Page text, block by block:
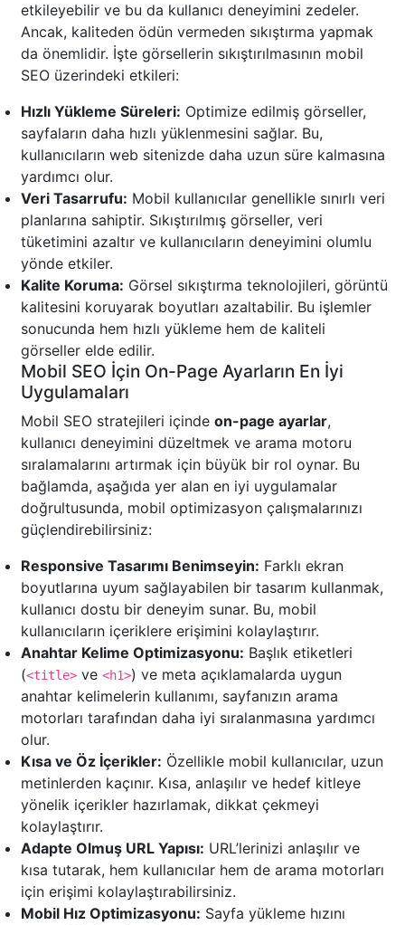
etkileyebilir ve bu da kullanıcı deneyimini zedeler.
Ancak, kaliteden ödün vermeden sıkıştırma yapmak
da önemlidir. İşte görsellerin sıkıştırılmasının mobil
SEO üzerindeki etkileri:
Hızlı Yükleme Süreleri: Optimize edilmiş görseller,
sayfaların daha hızlı yüklenmesini sağlar. Bu,
kullanıcıların web sitenizde daha uzun süre kalmasına
yardımcı olur.
Veri Tasarrufu: Mobil kullanıcılar genellikle sınırlı veri
planlarına sahiptir. Sıkıştırılmış görseller, veri
tüketimini azaltır ve kullanıcıların deneyimini olumlu
yönde etkiler.
Kalite Koruma: Görsel sıkıştırma teknolojileri, görüntü
kalitesini koruyarak boyutları azaltabilir. Bu işlemler
sonucunda hem hızlı yükleme hem de kaliteli
görseller elde edilir.
Mobil SEO İçin On-Page Ayarların En İyi
Uygulamaları
Mobil SEO stratejileri içinde on-page ayarlar,
kullanıcı deneyimini düzeltmek ve arama motoru
sıralamalarını artırmak için büyük bir rol oynar. Bu
bağlamda, aşağıda yer alan en iyi uygulamalar
doğrultusunda, mobil optimizasyon çalışmalarınızı
güçlendirebilirsiniz:
Responsive Tasarımı Benimseyin: Farklı ekran
boyutlarına uyum sağlayabilen bir tasarım kullanmak,
kullanıcı dostu bir deneyim sunar. Bu, mobil
kullanıcıların içeriklere erişimini kolaylaştırır.
Anahtar Kelime Optimizasyonu: Başlık etiketleri
(<title> ve <h1>) ve meta açıklamalarda uygun
anahtar kelimelerin kullanımı, sayfanızın arama
motorları tarafından daha iyi sıralanmasına yardımcı
olur.
Kısa ve Öz İçerikler: Özellikle mobil kullanıcılar, uzun
metinlerden kaçınır. Kısa, anlaşılır ve hedef kitleye
yönelik içerikler hazırlamak, dikkat çekmeyi
kolaylaştırır.
Adapte Olmuş URL Yapısı: URL’lerinizi anlaşılır ve
kısa tutarak, hem kullanıcılar hem de arama motorları
için erişimi kolaylaştırabilirsiniz.
Mobil Hız Optimizasyonu: Sayfa yükleme hızını